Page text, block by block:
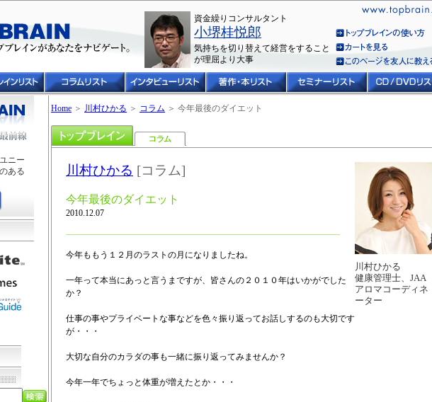
資金繰りコンサルタント
小堺桂悦郎
気持ちを切り替えて経営をすること
が理屈より大事
ニー
ある
Home ＞ 川村ひかる ＞ コラム ＞ 今年最後のダイエット
川村ひかる
健康管理士、JAA
アロマコーディネ
ーター
川村ひかる [コラム]
今年最後のダイエット
2010.12.07
今年ももう１２月のラストの月になりましたね。
一年って本当にあっと言うまですが、皆さんの２０１０年はいかがでした
か？
仕事の事やプライベートな事などを色々振り返ってお話しするのも大切です
が・・・
大切な自分のカラダの事も一緒に振り返ってみませんか？
今年一年でちょっと体重が増えたとか・・・